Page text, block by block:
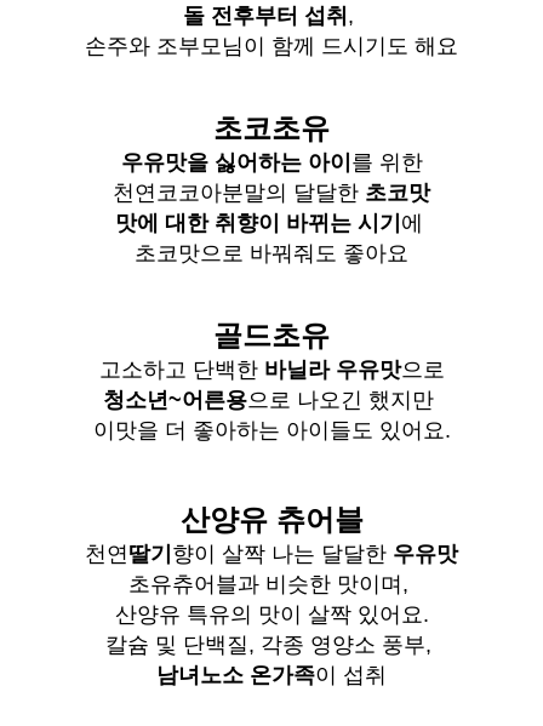
돌 전후부터 섭취 ,
손주와 조부모님이 함께 드시기도 해요
초코초유
우유맛을 싫어하는 아이 를 위한
천연코코아분말의 달달한 초코맛
맛에 대한 취향이 바뀌는 시기 에
초코맛으로 바꿔줘도 좋아요
골드초유
고소하고 단백한 바닐라 우유맛으로
청소년~어른용으로 나오긴 했지만
이맛을 더 좋아하는 아이들도 있어요.
산양유 츄어블
천연딸기 향이 살짝 나는 달달한 우유맛
초유츄어블과 비슷한 맛이며,
산양유 특유의 맛이 살짝 있어요.
칼슘 및 단백질, 각종 영양소 풍부,
남녀노소 온가족이 섭취